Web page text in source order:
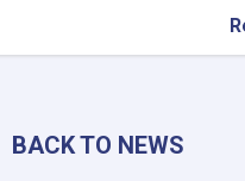
حاشدةBACK TO NEWS